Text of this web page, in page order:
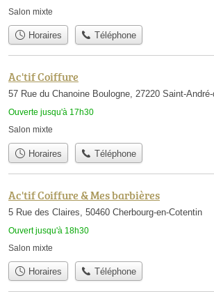
Salon mixte
Horaires Téléphone
Ac'tif Coiffure
57 Rue du Chanoine Boulogne, 27220 Saint-
Ouverte jusqu'à 17h30
Salon mixte
Horaires Téléphone
Ac'tif Coiffure & Mes barbières
5 Rue des Claires, 50460 Cherbourg-en-Cotentin
Ouvert jusqu'à 18h30
Salon mixte
Horaires Téléphone